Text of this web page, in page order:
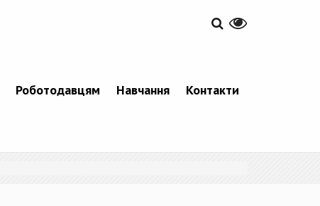
Роботодавцям Навчання Контакти